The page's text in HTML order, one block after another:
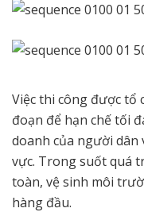
Việc thi công được tổ
đoạn để hạn chế tối
doanh của người
vực. Trong suốt quá
toàn, vệ sinh môi
hàng đầu.